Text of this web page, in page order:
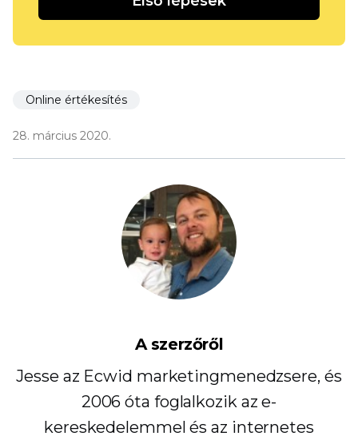
Online értékesítés
28. március 2020.
A szerzőről
Jesse az Ecwid marketingmenedzsere, és
2006 óta foglalkozik az e-
kereskedelemmel és az internetes